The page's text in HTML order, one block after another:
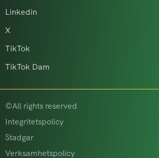
Linkedin
X
TikTok
TikTok Dam
©All rights reserved
Integritetspolicy
Stadgar
Verksamhetspolicy